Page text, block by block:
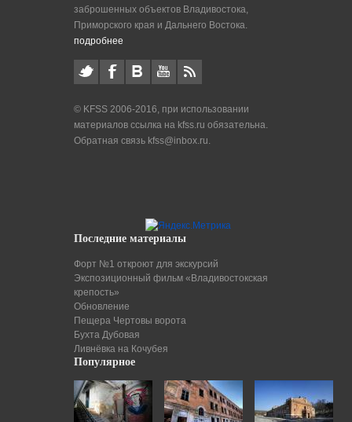
заброшенных объектов Владивостока,
Приморского края и Дальнего Востока.
подробнее
© KFSS 2006-2016, при использовании
материалов ссылка на kfss.ru обязательна.
Обратная связь kfss@inbox.ru.
Последние материалы
Форт №1 откроют для экскурсий
Экспозиционный фильм «Владивостокская
крепость»
Обновление
Пещера Чертовы ворота
Бухта Дубовая
Ливнёвка на Кочубея
Популярное